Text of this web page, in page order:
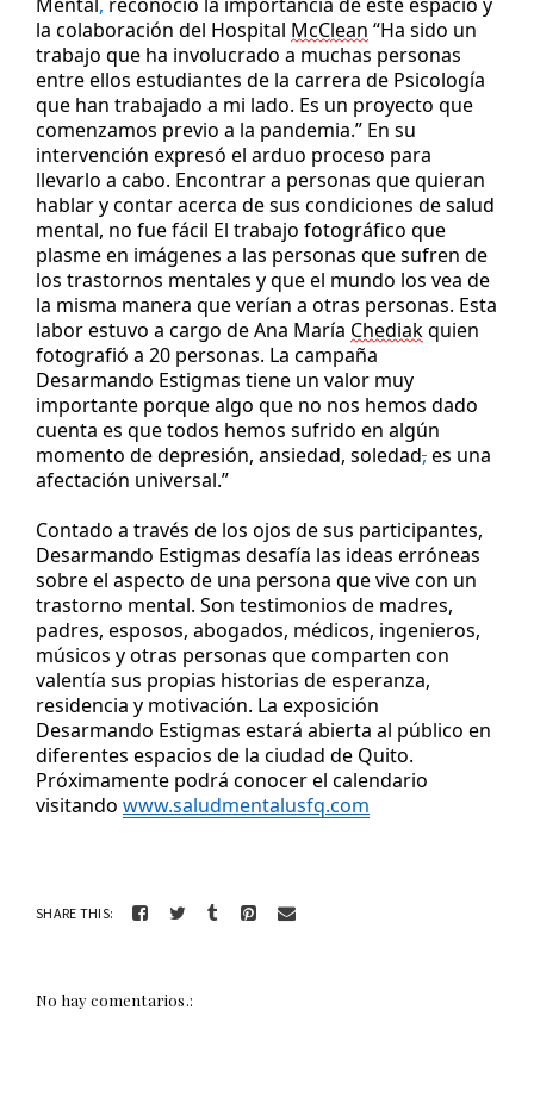
la colaboración del Hospital McClean
trabajo que ha involucrado a muchas personas
entre ellos estudiantes de la carrera de Psicología
que han trabajado a mi lado. Es un proyecto que
comenzamos previo a la pandemia.
intervención expresó el arduo proceso para
llevarlo a cabo. Encontrar a personas que quieran
hablar y contar acerca de sus condiciones de salud
mental, no fue fácil El trabajo fotográfico que
plasme en imágenes a las personas que sufren de
los trastornos mentales y que el mundo los vea de
la misma manera que verían a otras personas. Esta
labor estuvo a cargo de Ana María Chediakquien
fotografió a 20 personas. La
Desarmando Estigmas tiene un valor muy
importante porque algo que no nos hemos dado
cuenta es que todos hemos sufrido en algún
momento de depresión, ansiedad, soledad,es una
afectación universal.”
Contado a través de los ojos de sus participantes,
Desarmando Estigmas desafía las ideas erróneas
sobre el aspecto de una persona que vive con un
trastorno mental. Son testimonios de madres,
padres, esposos, abogados, médicos, ingenieros,
músicos y otras personas que comparten con
valentía sus propias historias de esperanza,
residencia y motivación. La exposición
Desarmando Estigmas estará abierta al público en
Próximamente podrá conocer el calendario
visitando www.saludmentalusfq.com
SHARE THIS:
No hay comentarios.: